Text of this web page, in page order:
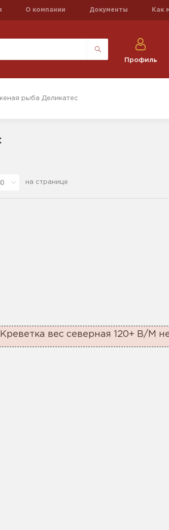
О компании Документы Как
Профиль
рыба Деликатес
на странице
Креветка вес северная 120+ В/М